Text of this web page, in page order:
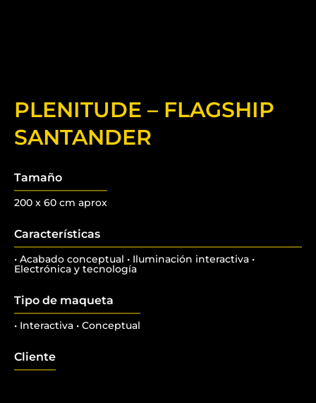
PLENITUDE – FLAGSHIP
SANTANDER
Tamaño
200 x 60 cm aprox
Características
• Acabado conceptual • Iluminación interactiva •
Electrónica y tecnología
Tipo de maqueta
• Interactiva • Conceptual
Cliente